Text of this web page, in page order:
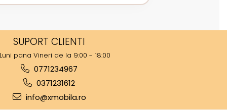
SUPORT CLIENTI
pana Vineri de la 9:00 - 18:00
0771234967
0371231612
info@xmobila.ro